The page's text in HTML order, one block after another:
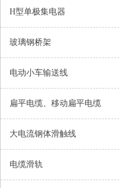
H型单极集电器
玻璃钢桥架
电动小车输送线
扁平电缆、移动扁平电缆
大电流钢体滑触线
电缆滑轨